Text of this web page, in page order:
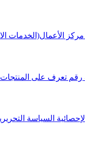
مركز الأعمال(الخدمات
رقم تعرف على المنتجات
السياسة